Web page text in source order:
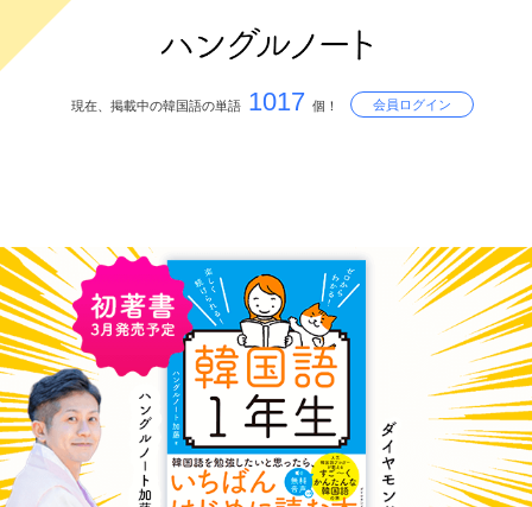
現在、掲載中の韓国語の単語 1017 個！ 会員ログイン